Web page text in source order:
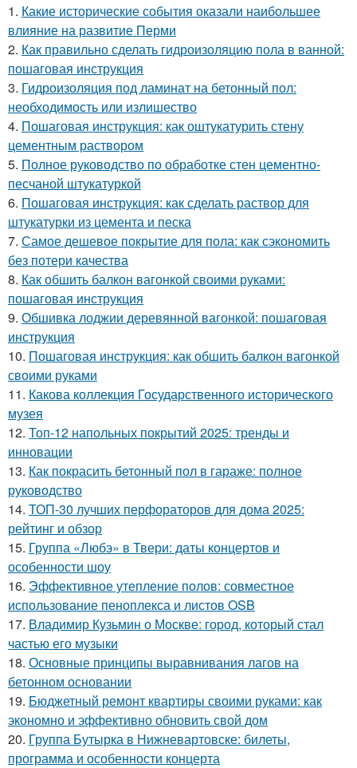
1. Какие исторические события оказали наибольшее
влияние на развитие Перми
2. Как правильно сделать гидроизоляцию пола в ванной:
пошаговая инструкция
3. Гидроизоляция под ламинат на бетонный пол:
необходимость или излишество
4. Пошаговая инструкция: как оштукатурить стену
цементным раствором
5. Полное руководство по обработке стен цементно-
песчаной штукатуркой
6. Пошаговая инструкция: как сделать раствор для
штукатурки из цемента и песка
7. Самое дешевое покрытие для пола: как сэкономить
без потери качества
8. Как обшить балкон вагонкой своими руками:
пошаговая инструкция
9. Обшивка лоджии деревянной вагонкой: пошаговая
инструкция
10. Пошаговая инструкция: как обшить балкон вагонкой
своими руками
11. Какова коллекция Государственного исторического
музея
12. Топ-12 напольных покрытий 2025: тренды и
инновации
13. Как покрасить бетонный пол в гараже: полное
руководство
14. ТОП-30 лучших перфораторов для дома 2025:
рейтинг и обзор
15. Группа «Любэ» в Твери: даты концертов и
особенности шоу
16. Эффективное утепление полов: совместное
использование пеноплекса и листов OSB
17. Владимир Кузьмин о Москве: город, который стал
частью его музыки
18. Основные принципы выравнивания лагов на
бетонном основании
19. Бюджетный ремонт квартиры своими руками: как
экономно и эффективно обновить свой дом
20. Группа Бутырка в Нижневартовске: билеты,
программа и особенности концерта